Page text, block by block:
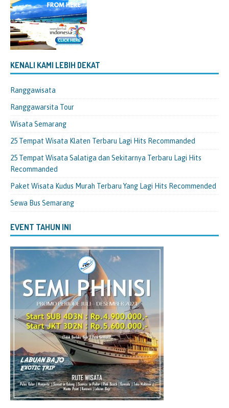
KENALI KAMI LEBIH DEKAT
Ranggawisata
Ranggawarsita Tour
Wisata Semarang
25 Tempat Wisata Klaten Terbaru Lagi Hits Recommanded
25 Tempat Wisata Salatiga dan Sekitarnya Terbaru Lagi Hits
Recommanded
Paket Wisata Kudus Murah Terbaru Yang Lagi Hits Recommended
Sewa Bus Semarang
EVENT TAHUN INI